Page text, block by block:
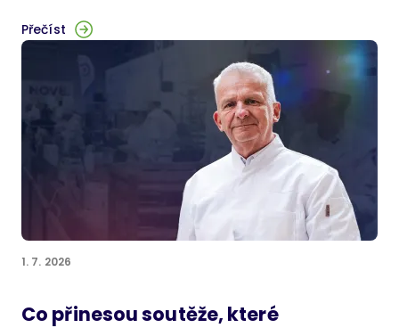
Přečíst
1. 7. 2026
Co přinesou soutěže, které